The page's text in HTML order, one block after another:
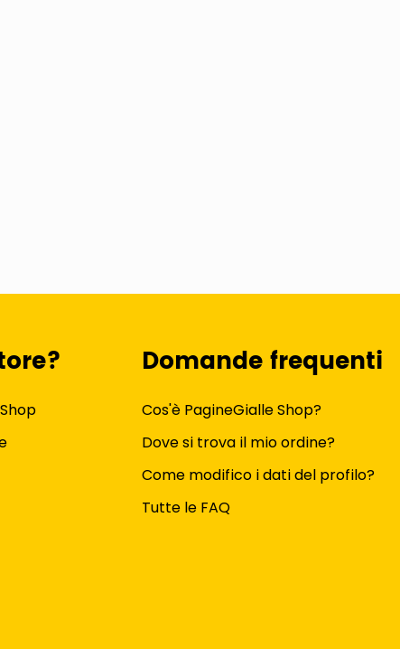
Domande frequenti
Cos'è PagineGialle Shop?
Dove si trova il mio ordine?
Come modifico i dati del profilo?
Tutte le FAQ